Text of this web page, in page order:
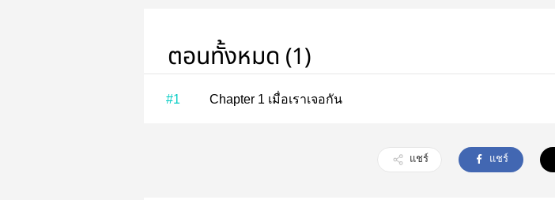
ตอนทั้งหมด (1)
#1 Chapter 1 เมื่อเราเจอกัน
แชร์ แชร์